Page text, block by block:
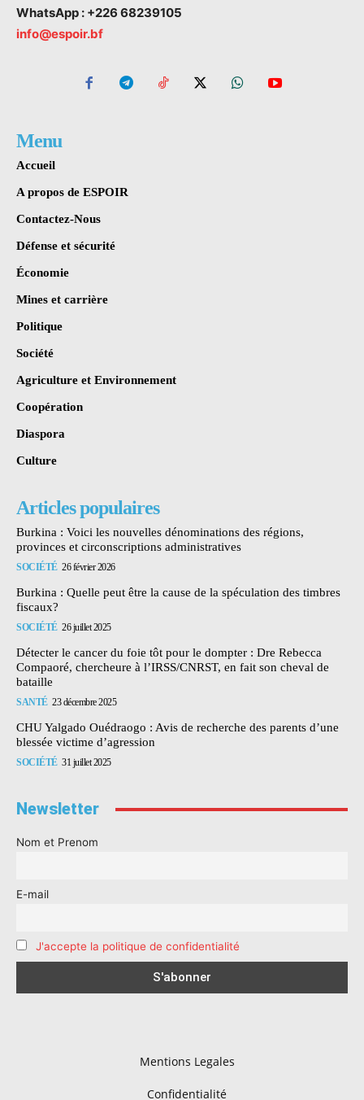
WhatsApp : +226 68239105
info@espoir.bf
Menu
Accueil
A propos de ESPOIR
Contactez-Nous
Défense et sécurité
Économie
Mines et carrière
Politique
Société
Agriculture et Environnement
Coopération
Diaspora
Culture
Articles populaires
Burkina : Voici les nouvelles dénominations des régions,
provinces et circonscriptions administratives
SOCIÉTÉ 26 février 2026
Burkina : Quelle peut être la cause de la spéculation des timbres
fiscaux?
SOCIÉTÉ 26 juillet 2025
Détecter le cancer du foie tôt pour le dompter : Dre Rebecca
Compaoré, chercheure à l’IRSS/CNRST, en fait son cheval de
bataille
SANTÉ 23 décembre 2025
CHU Yalgado Ouédraogo : Avis de recherche des parents d’une
blessée victime d’agression
SOCIÉTÉ 31 juillet 2025
Newsletter
Nom et Prenom
E-mail
J'accepte la politique de confidentialité
Mentions Legales
Confidentialité